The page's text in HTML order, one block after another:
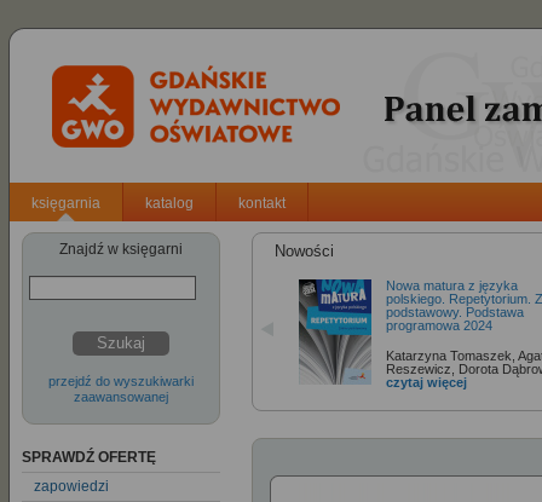
księgarnia katalog kontakt
Znajdź w księgarni
Szukaj
przejdź do wyszukiwarki
zaawansowanej
SPRAWDŹ OFERTĘ
zapowiedzi
Nowości
Nowa matura z języka
polskiego. Repetytorium.
podstawowy. Podstawa
programowa 2024
Katarzyna Tomaszek,
Reszewicz, Dorota
czytaj więcej